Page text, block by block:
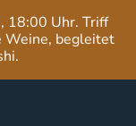
18:00 Uhr. Triff
Weine, begleitet